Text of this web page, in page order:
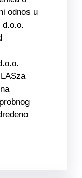
odnos u
d.o.o.